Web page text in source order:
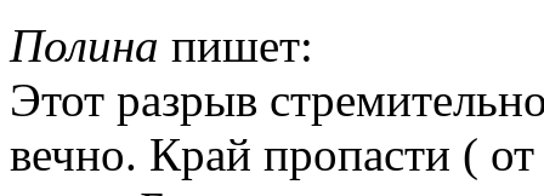
Полина пишет:
Этот разрыв
вечно. Край пропасти (